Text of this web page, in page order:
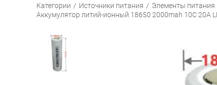
Категории / Источники питания / Элементы питания
Аккумулятор литий-ионный 18650 2000mah 10C 20A